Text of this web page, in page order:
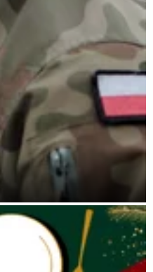
- grafika